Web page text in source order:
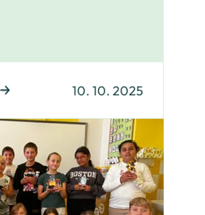
10. 10. 2025